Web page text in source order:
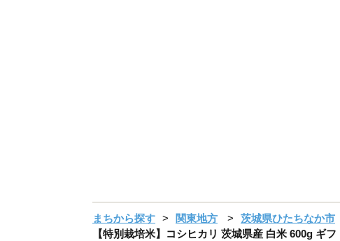
まちから探す 関東地方 茨城県ひたちなか市
【特別栽培米】コシヒカリ 茨城県産 白米 600g ギ